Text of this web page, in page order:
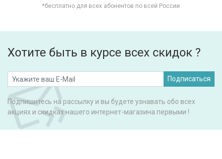
*бесплатно для всех абонентов по всей России
Хотите быть в курсе всех скидок ?
Подписаться
Подпишитесь на рассылку и вы будете узнавать обо всех
акциях и скидках нашего интернет-магазина первыми !